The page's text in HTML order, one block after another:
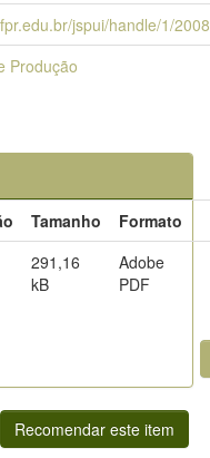
jspui/handle/1/
Produção
Tamanho
Formato
291,16
kB
Adobe
PDF
Recomendar este item